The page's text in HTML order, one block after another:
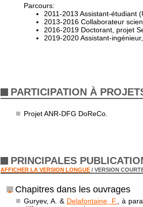
Parcours:
2011-2013 Assistant-étudiant
2013-2016 Collaborateur
2016-2019 Doctorant, projet
2019-2020 Assistant-
PARTICIPATION À
Projet ANR-DFG DoReCo.
PRINCIPALES
AFFICHER LA VERSION LONGUE / VERSION
Chapitres dans les ouvrages
Guryev, A. & Delafontaine, F.
, à